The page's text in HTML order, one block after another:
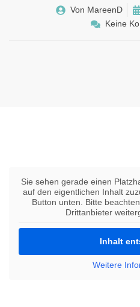
Von MareenD
Keine
Sie sehen gerade einen
auf den eigentlichen Inhalt
Button unten. Bitte
Drittanbieter
Inhalt
Weitere